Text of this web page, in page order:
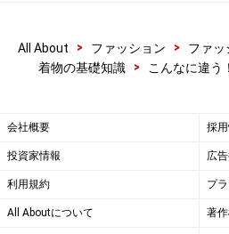
All About > ファッション > ファッ
着物の基礎知識
> こんなに違う
会社概要 採
投資家情報 広
利用規約 プ
All Aboutについて 著